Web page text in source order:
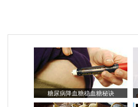
糖尿病降血糖稳血糖秘诀